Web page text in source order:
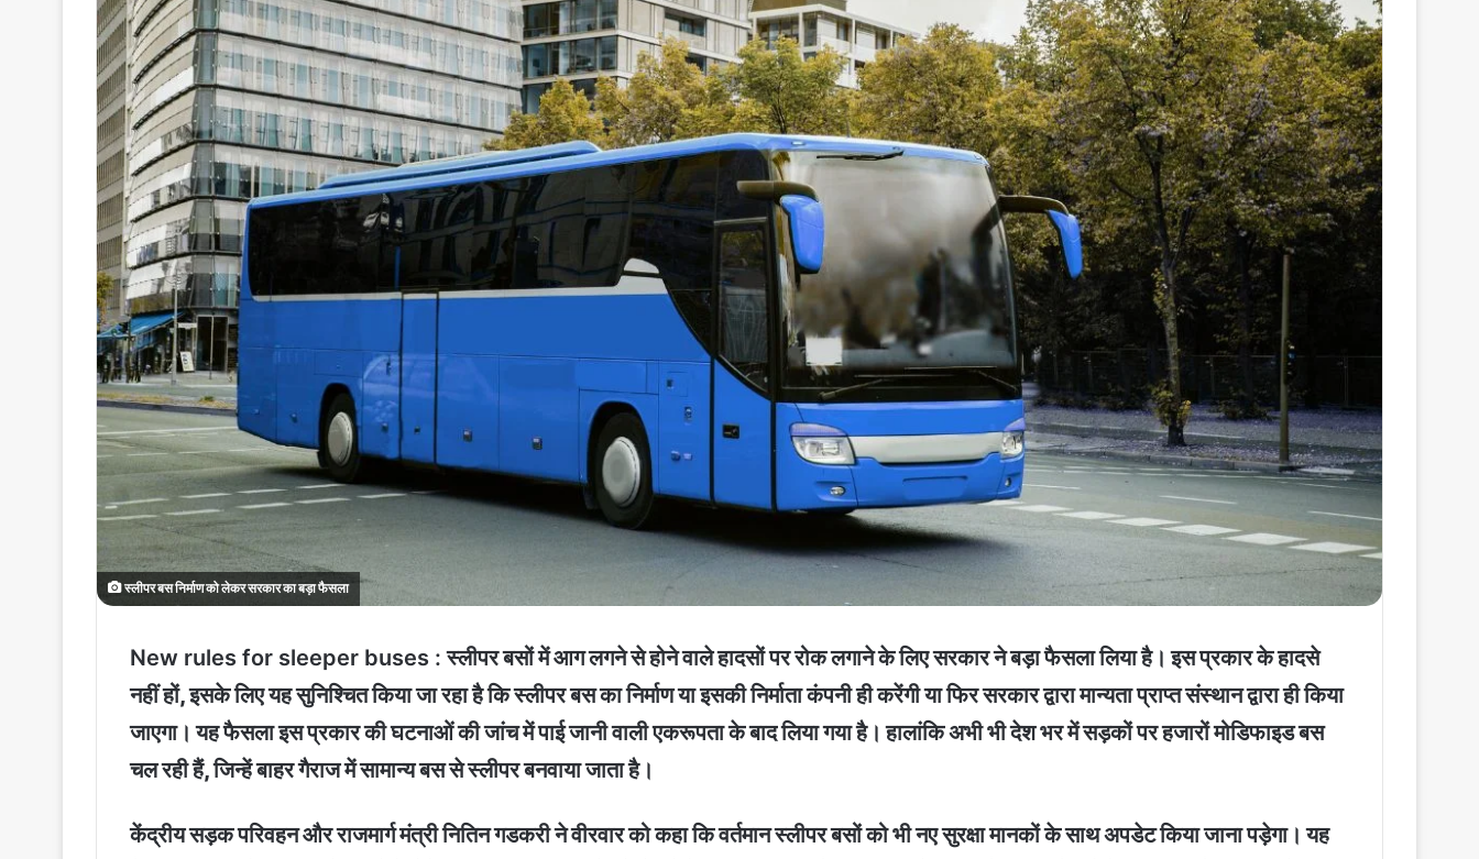
स्लीपर बस निर्माण को लेकर सरकार का बड़ा फैसला
New rules for sleeper buses :स्लीपर बसों में आग लगने से होने वाले हादसों पर रोक लगाने के लिए सरकार ने बड़ा फैसला लिया है। इस प्रकार के हादसे
नहीं हों, इसके लिए यह सुनिश्चित किया जा रहा है कि स्लीपर बस का निर्माण या इसकी निर्माता कंपनी ही करेंगी या फिर सरकार द्वारा मान्यता प्राप्त संस्थान द्वारा ही किया
जाएगा। यह फैसला इस प्रकार की घटनाओं की जांच में पाई जानी वाली एकरूपता के बाद लिया गया है। हालांकि अभी भी देश भर में सड़कों पर हजारों मोडिफाइड बस
चल रही हैं, जिन्हें बाहर गैराज में सामान्य बस से स्लीपर बनवाया जाता है।
केंद्रीय सड़क परिवहन और राजमार्ग मंत्री नितिन गडकरी ने वीरवार को कहा कि वर्तमान स्लीपर बसों को भी नए सुरक्षा मानकों के साथ अपडेट किया जाना पड़ेगा। यह